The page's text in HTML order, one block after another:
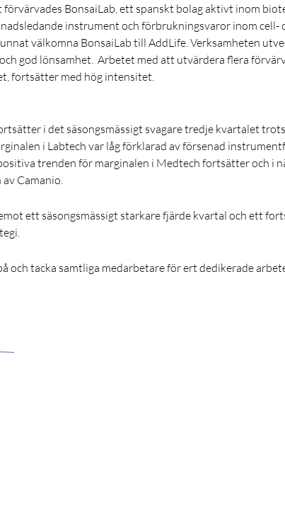
BonsaiLab, ett spanskt bolag aktivt inom
instrument och förbrukningsvaror inom cell-
välkomna BonsaiLab till AddLife. Verksamheten
god lönsamhet. Arbetet med att utvärdera flera
fortsätter med hög intensitet.
i det säsongsmässigt svagare tredje kvartalet
i Labtech var låg förklarad av försenad
trenden för marginalen i Medtech fortsätter och i
Camanio.
ett säsongsmässigt starkare fjärde kvartal och ett
och tacka samtliga medarbetare för ert dedikerade